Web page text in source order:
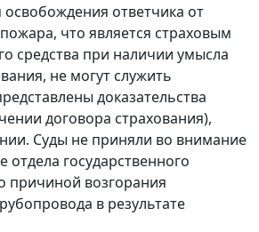
освобождения ответчика от
что является страховым
средства при наличии умысла
не могут служить
доказательства
договора страхования),
Суды не приняли во внимание
отдела государственного
причиной возгорания
в результате